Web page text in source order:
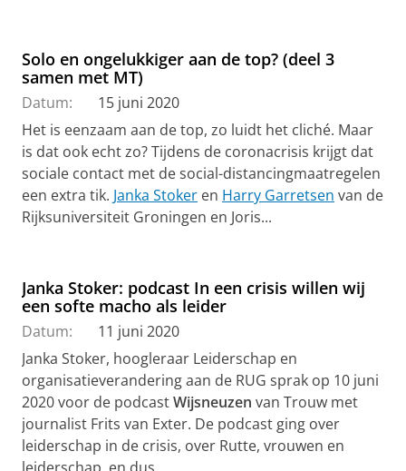
Solo en ongelukkiger aan de top? (deel 3
samen met MT)
Datum:
15 juni 2020
Het is eenzaam aan de top, zo luidt het cliché. Maar
is dat ook echt zo?Tijdens de coronacrisis krijgt dat
sociale contact met de social-distancingmaatregelen
een extra tik. Janka Stoker en Harry Garretsen van de
Rijksuniversiteit Groningen en Joris...
Janka Stoker: podcast In een crisis willen wij
een softe macho als leider
Datum:
11 juni 2020
Janka Stoker, hoogleraar Leiderschap en
organisatieverandering aan de RUG sprak op 10 juni
2020 voor de podcastWijsneuzen van Trouw met
journalist Frits van Exter. De podcast ging over
leiderschap in de crisis, over Rutte, vrouwen en